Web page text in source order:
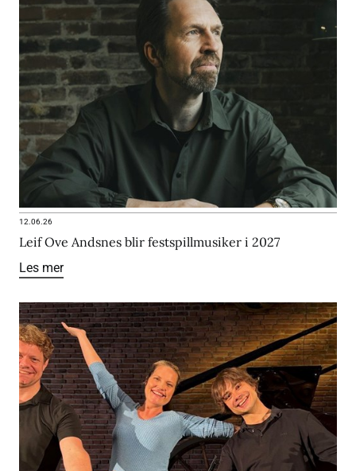
12.06.26
Leif Ove Andsnes blir festspillmusiker i 2027
Les mer